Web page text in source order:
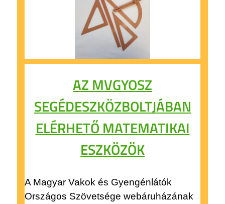
AZ MVGYOSZ
SEGÉDESZKÖZBOLTJÁBAN
ELÉRHETŐ MATEMATIKAI
ESZKÖZÖK
A Magyar Vakok és Gyengénlátók
Országos Szövetsége webáruházának